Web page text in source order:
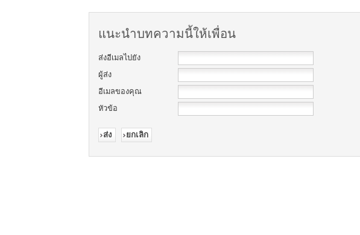
แนะนำบทความนี้ให้เพื่อน
ส่งอีเมลไปยัง
ผู้ส่ง
อีเมลของคุณ
หัวข้อ
ส่ง ยกเลิก